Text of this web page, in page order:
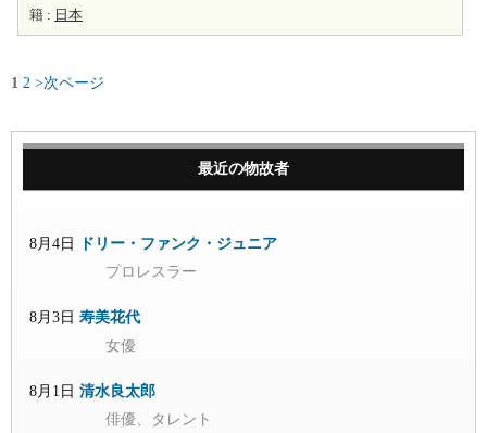
籍 : 日本
1 2 >次ページ
最近の物故者
8月4日
ドリー・ファンク・ジュニア
プロレスラー
8月3日 寿美花代
女優
8月1日 清水良太郎
俳優、タレント